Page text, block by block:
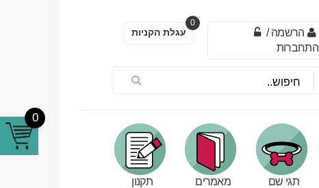
הרשמה/
התחברות
עגלת הקניות
0
תגי שם מאמרים
תקנון
0